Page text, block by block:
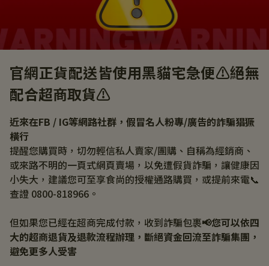
官網正貨配送皆使用黑貓宅急便⚠️絕無
配合超商取貨​⚠️
近來在FB / IG等網路社群，假冒名人粉專/廣告的詐騙猖獗
橫行
提醒您購買時，切勿輕信私人賣家/團購、自稱為經銷商、
或來路不明的一頁式網頁賣場​，以免遭假貨詐騙，讓健康因
小失大​，建議您可至享食尚的授權通路購買，或提前來電📞
查證 0800-818966​。
但如果您已經在超商完成付款，收到詐騙包裹​📢您可以依四
大的超商退貨及退款流程辦理，斷絕資金回流至詐騙集團，
避免更多人受害​